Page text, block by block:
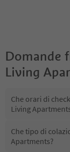
Domande
Living
Che orari di
Living
Che tipo di
Apartments?